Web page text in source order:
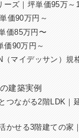
ーズ｜坪単価95万～
価90万円～
価85万円〜
価90万円～
マイデッサン）規
建築実例
つながる2階LDK｜
かせる3階建ての家